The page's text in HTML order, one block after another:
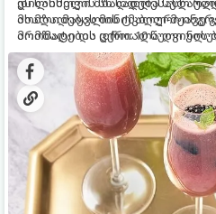
ახალი მაყვლის ტკბილ-მჟავე
არომატი და ცქრიალა ღვინის
დახვეწილ და მაგრილებელ
მომზადებას მინიმალური
მომზადების დრო: 10 წუთი